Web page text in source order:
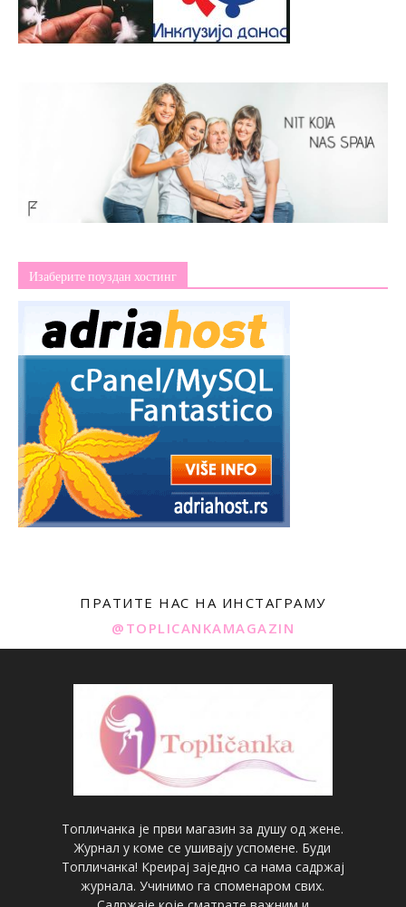
Изаберите поуздан хостинг
ПРАТИТЕ НАС НА ИНСТАГРАМУ
@TOPLICANKAMAGAZIN
Топличанка је први магазин за душу од жене.
Журнал у коме се ушивају успомене. Буди
Топличанка! Креирај заједно са нама садржај
журнала. Учинимо га споменаром свих.